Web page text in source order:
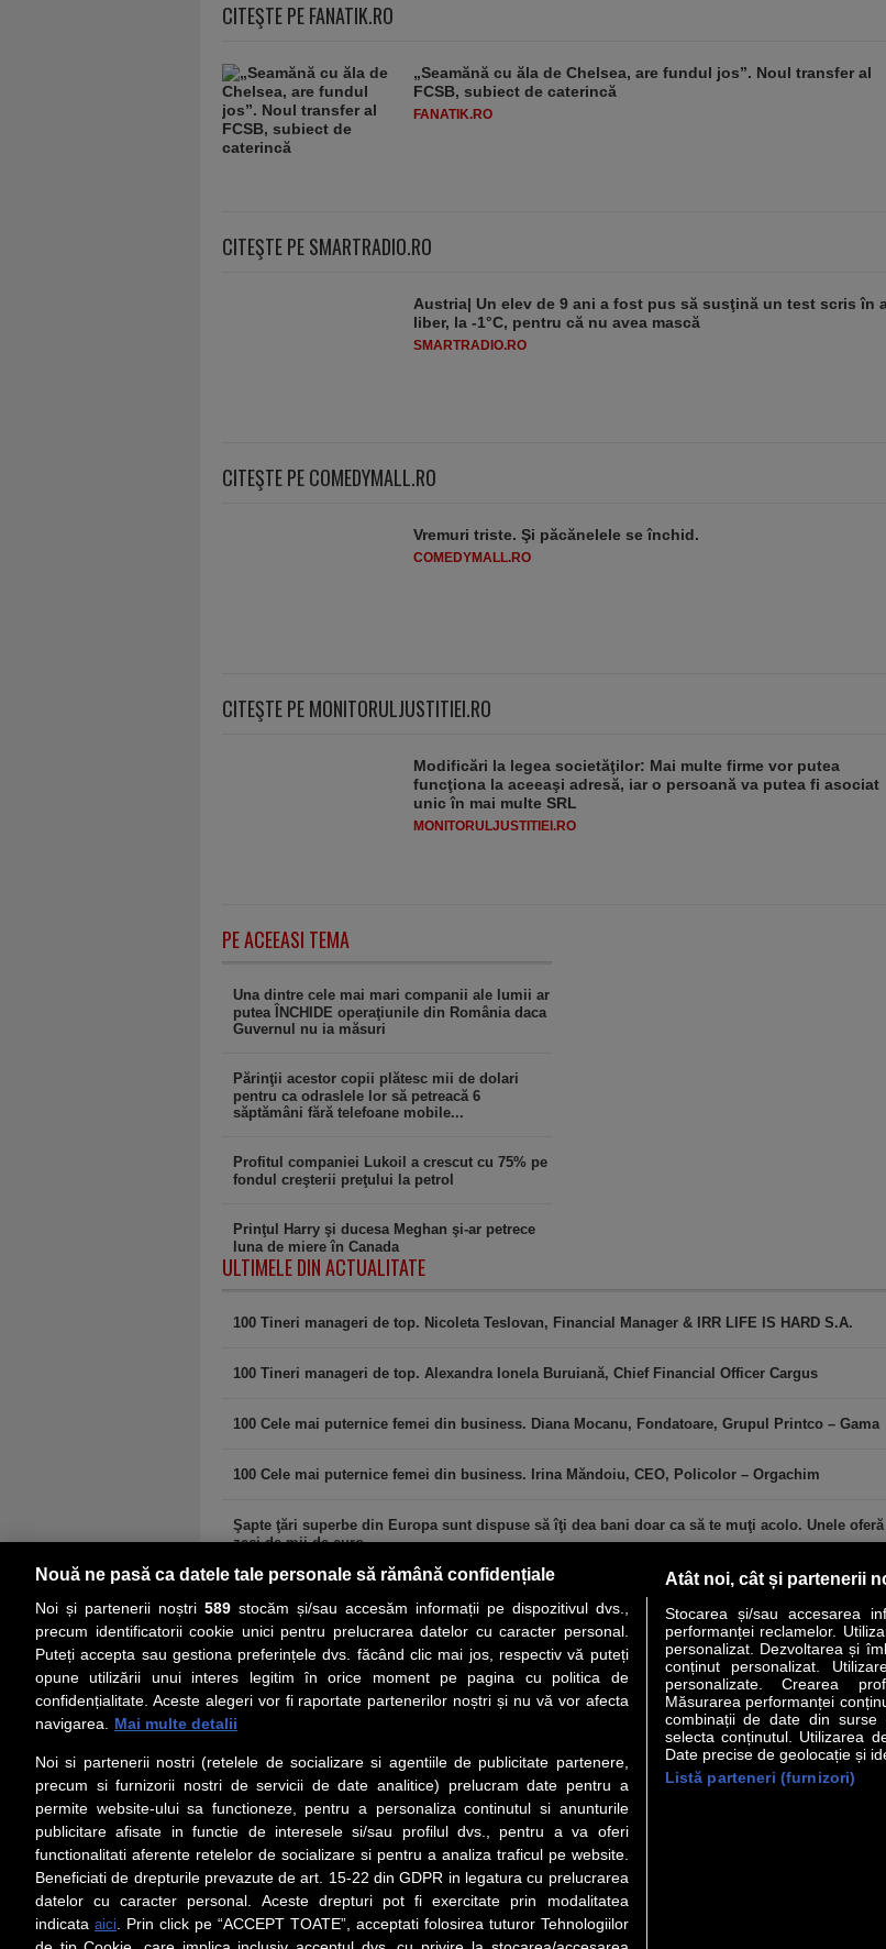
CITEŞTE PE FANATIK.RO
„Seamănă cu ăla de Chelsea, are fundul jos”. Noul transfer al
FCSB, subiect de caterincă
FANATIK.RO
CITEŞTE PE SMARTRADIO.RO
Austria| Un elev de 9 ani a fost pus să susţină un test scris în
liber, la -1°C, pentru că nu avea mască
SMARTRADIO.RO
CITEŞTE PE COMEDYMALL.RO
Vremuri triste. Şi păcănelele se închid.
COMEDYMALL.RO
CITEŞTE PE MONITORULJUSTITIEI.RO
Modificări la legea societăţilor: Mai multe firme vor putea
funcţiona la aceeaşi adresă, iar o persoană va putea fi asociat
unic în mai multe SRL
MONITORULJUSTITIEI.RO
PE ACEEASI TEMA
Una dintre cele mai mari companii ale lumii ar
putea ÎNCHIDE operaţiunile din România daca
Guvernul nu ia măsuri
Părinţii acestor copii plătesc mii de dolari
pentru ca odraslele lor să petreacă 6
săptămâni fără telefoane mobile...
Profitul companiei Lukoil a crescut cu 75% pe
fondul creşterii preţului la petrol
Prinţul Harry şi ducesa Meghan şi-ar petrece
luna de miere în Canada
ULTIMELE DIN ACTUALITATE
100 Tineri manageri de top. Nicoleta Teslovan, Financial Manager & IRR LIFE IS HARD S.A.
100 Tineri manageri de top. Alexandra Ionela Buruiană, Chief Financial Officer Cargus
100 Cele mai puternice femei din business. Diana Mocanu, Fondatoare, Grupul Printco – Gama
100 Cele mai puternice femei din business. Irina Măndoiu, CEO, Policolor – Orgachim
Şapte ţări superbe din Europa sunt dispuse să îţi dea bani doar ca să te muţi acolo. Unele oferă
zeci de mii de euro,...
PRIMA PAGINĂ COVER STORY LIDERI ANALIZE HI-TECH
Social
Urmareste-ne pe Facebook
iarul Financiar
Despre Noi
Contact Redactie
Contact Marketing
Contact Vanzari
Abonamente print
Redactorii BM
Politica de confidentialitate
Termeni si conditii
About cookies
Nouă ne pasă ca datele tale personale să rămână confidențiale
Noi și partenerii noștri 589stocăm și/sau accesăm informații pe dispozitivul dvs.,
precum identificatorii cookie unici pentru prelucrarea datelor cu caracter personal.
Puteți accepta sau gestiona preferințele dvs. făcând clic mai jos, respectiv vă puteți
opune utilizării unui interes legitim în orice moment pe pagina cu politica de
confidențialitate. Aceste alegeri vor fi raportate partenerilor noștri și nu vă vor afecta
navigarea.
Mai multe detalii
Noi si partenerii nostri (retelele de socializare si agentiile de publicitate partenere,
precum si furnizorii nostri de servicii de date analitice) prelucram date pentru a
permite website-ului sa functioneze, pentru a personaliza continutul si anunturile
publicitare afisate in functie de interesele si/sau profilul dvs., pentru a va oferi
functionalitati aferente retelelor de socializare si pentru a analiza traficul pe website.
Beneficiati de drepturile prevazute de art. 15-22 din GDPR in legatura cu prelucrarea
datelor cu caracter personal. Aceste drepturi pot fi exercitate prin modalitatea
indicata aici. Prin click pe “ACCEPT TOATE”, acceptati folosirea tuturor Tehnologiilor
Atât noi, cât și partenerii
Stocarea și/sau accesarea
performanței reclamelor.
personalizat. Dezvoltarea și
conținut personalizat.
personalizate. Crearea
Măsurarea performanței
combinații de date din surse
selecta conținutul. Utilizarea
Date precise de geolocație și
Listă parteneri (furnizori)